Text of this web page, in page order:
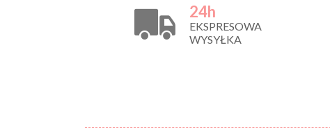
24h
EKSPRESOWA
WYSYŁKA